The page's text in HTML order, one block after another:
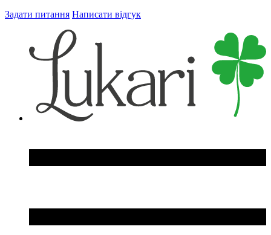
Задати питання Написати відгук